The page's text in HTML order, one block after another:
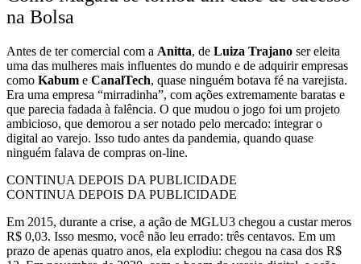
na Bolsa
Antes de ter comercial com a Anitta, de Luiza Trajano ser eleita
uma das mulheres mais influentes do mundo e de adquirir empresas
como Kabum e CanalTech, quase ninguém botava fé na varejista.
Era uma empresa “mirradinha”, com ações extremamente baratas e
que parecia fadada à falência. O que mudou o jogo foi um projeto
ambicioso, que demorou a ser notado pelo mercado: integrar o
digital ao varejo. Isso tudo antes da pandemia, quando quase
ninguém falava de compras on-line.
CONTINUA DEPOIS DA PUBLICIDADE
CONTINUA DEPOIS DA PUBLICIDADE
Em 2015, durante a crise, a ação de MGLU3 chegou a custar meros
R$ 0,03. Isso mesmo, você não leu errado: três centavos. Em um
prazo de apenas quatro anos, ela explodiu: chegou na casa dos R$